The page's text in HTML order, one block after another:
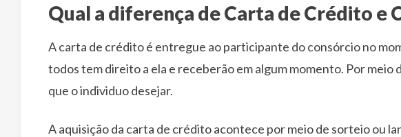
Qual a diferença de Carta de Crédito e
A carta de crédito é entregue ao participante do consórcio no
todos tem direito a ela e receberão em algum momento. Por meio
que o individuo desejar.
A aquisição da carta de crédito acontece por meio de sorteio ou